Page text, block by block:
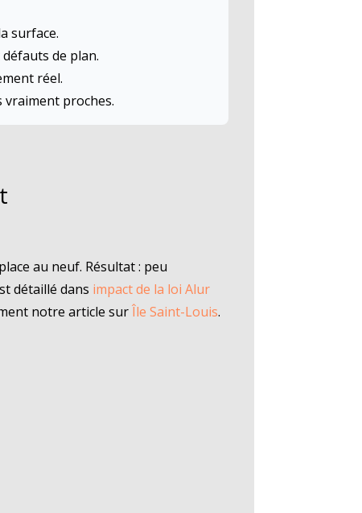
surface.
de plan.
réel.
vraiment proches.
au neuf. Résultat : peu
détaillé dans impact de la loi Alur
notre article surÎle Saint-Louis.